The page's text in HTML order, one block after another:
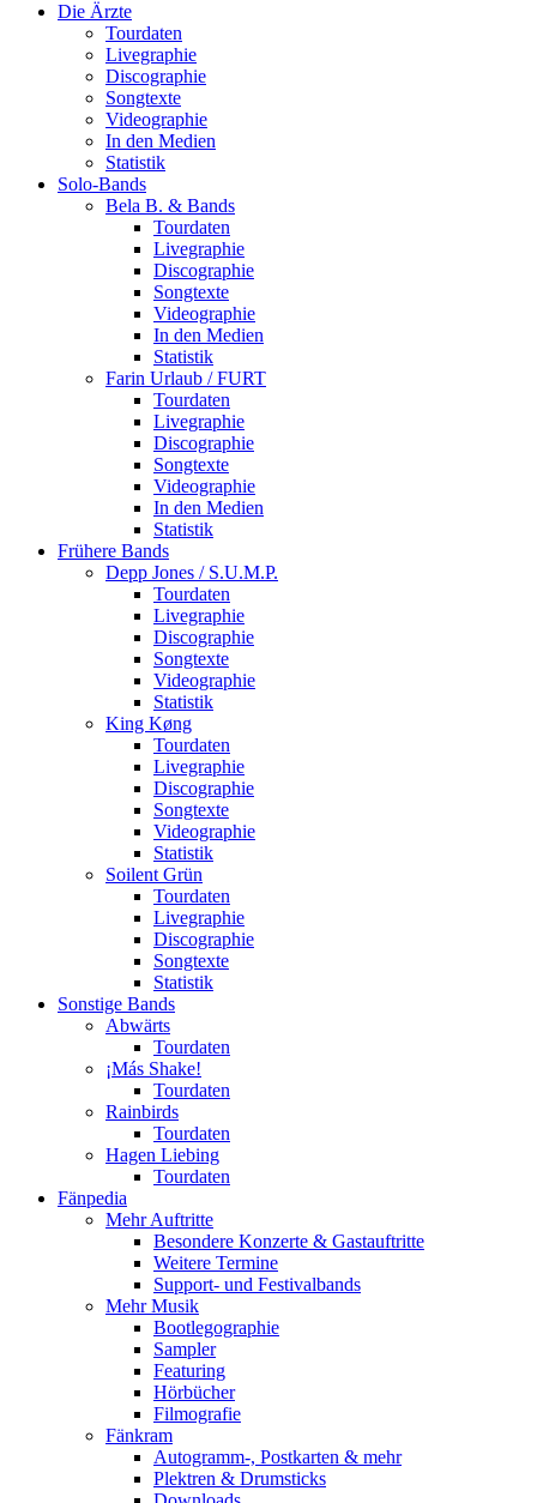
Die Ärzte
Tourdaten
Livegraphie
Discographie
Songtexte
Videographie
In den Medien
Statistik
Solo-Bands
Bela B. & Bands
Tourdaten
Livegraphie
Discographie
Songtexte
Videographie
In den Medien
Statistik
Farin Urlaub / FURT
Tourdaten
Livegraphie
Discographie
Songtexte
Videographie
In den Medien
Statistik
Frühere Bands
Depp Jones / S.U.M.P.
Tourdaten
Livegraphie
Discographie
Songtexte
Videographie
Statistik
King Køng
Tourdaten
Livegraphie
Discographie
Songtexte
Videographie
Statistik
Soilent Grün
Tourdaten
Livegraphie
Discographie
Songtexte
Statistik
Sonstige Bands
Abwärts
Tourdaten
¡Más Shake!
Tourdaten
Rainbirds
Tourdaten
Hagen Liebing
Tourdaten
Fänpedia
Mehr Auftritte
Besondere Konzerte & Gastauftritte
Weitere Termine
Support- und Festivalbands
Mehr Musik
Bootlegographie
Sampler
Featuring
Hörbücher
Filmografie
Fänkram
Autogramm-, Postkarten & mehr
Plektren & Drumsticks